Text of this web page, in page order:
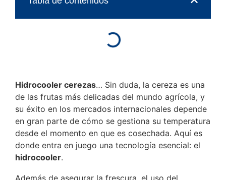
Hidrocooler cerezas… Sin duda, la cereza es una
de las frutas más delicadas del mundo agrícola, y
su éxito en los mercados internacionales depende
en gran parte de cómo se gestiona su temperatura
desde el momento en que es cosechada. Aquí es
donde entra en juego una tecnología esencial: el
hidrocooler.